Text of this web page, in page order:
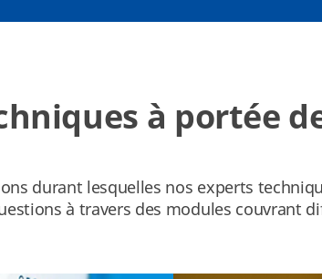
à portée
durant lesquelles nos experts
à travers des modules couvrant